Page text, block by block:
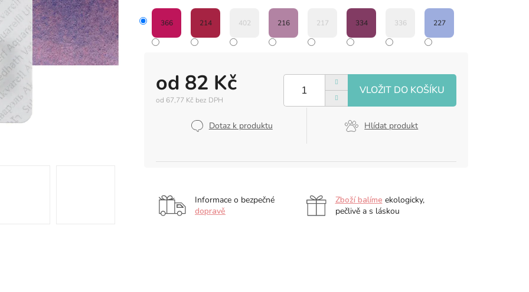
od 82 Kč
od 67,77 Kč bez DPH
Dotaz k produktu Hlídat produkt
366 214 402 216 217 334 336 227
Informace o bezpečné
dopravě
Zboží balíme ekologicky,
pečlivě a s láskou